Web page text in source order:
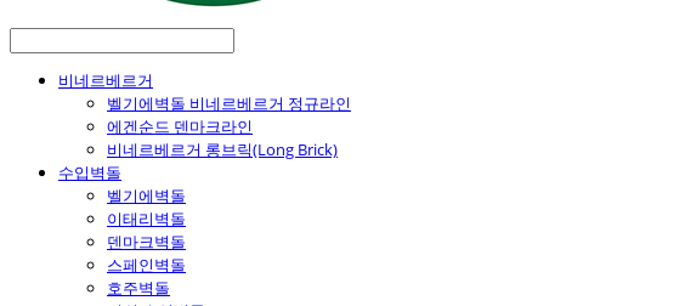
비네르베르거
벨기에벽돌 비네르베르거 정규라인
에겐순드 덴마크라인
비네르베르거 롱브릭(Long Brick)
수입벽돌
벨기에벽돌
이태리벽돌
덴마크벽돌
스페인벽돌
호주벽돌